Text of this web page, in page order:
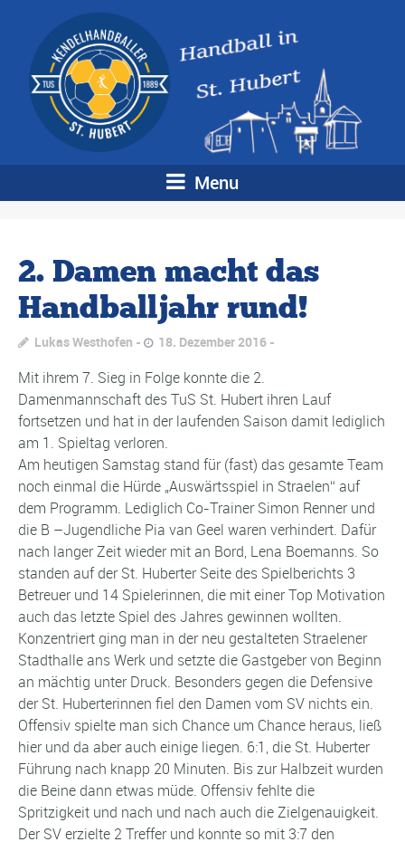
Menu
2. Damen macht das
Handballjahr rund!
Lukas Westhofen 18. Dezember 2016
Mit ihrem 7. Sieg in Folge konnte die 2.
Damenmannschaft des TuS St. Hubert ihren Lauf
fortsetzen und hat in der laufenden Saison damit lediglich
am 1. Spieltag verloren.
Am heutigen Samstag stand für (fast) das gesamte Team
noch einmal die Hürde „Auswärtsspiel in Straelen“ auf
dem Programm. Lediglich Co-Trainer Simon Renner und
die B –Jugendliche Pia van Geel waren verhindert. Dafür
nach langer Zeit wieder mit an Bord, Lena Boemanns. So
standen auf der St. Huberter Seite des Spielberichts 3
Betreuer und 14 Spielerinnen, die mit einer Top Motivation
auch das letzte Spiel des Jahres gewinnen wollten.
Konzentriert ging man in der neu gestalteten Straelener
Stadthalle ans Werk und setzte die Gastgeber von Beginn
an mächtig unter Druck. Besonders gegen die Defensive
der St. Huberterinnen fiel den Damen vom SV nichts ein.
Offensiv spielte man sich Chance um Chance heraus, ließ
hier und da aber auch einige liegen. 6:1, die St. Huberter
Führung nach knapp 20 Minuten. Bis zur Halbzeit wurden
die Beine dann etwas müde. Offensiv fehlte die
Spritzigkeit und nach und nach auch die Zielgenauigkeit.
Der SV erzielte 2 Treffer und konnte so mit 3:7 den